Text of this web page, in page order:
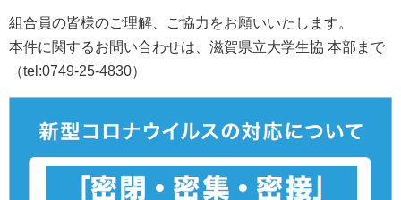
組合員の皆様のご理解、ご協力をお願いいたします。
本件に関するお問い合わせは、滋賀県立大学生協 本部まで
（tel:0749-25-4830）